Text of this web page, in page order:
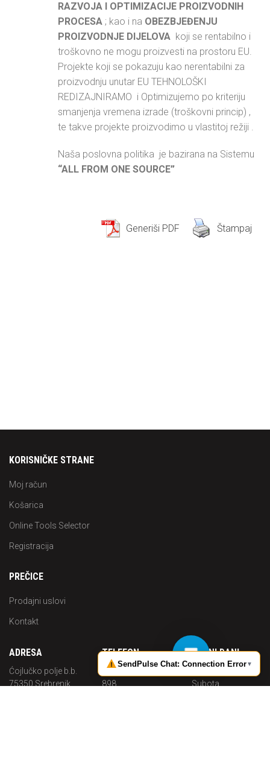
RAZVOJA I OPTIMIZACIJE PROIZVODNIH
PROCESA ; kao i na OBEZBJEĐENJU
PROIZVODNJE DIJELOVA koji se rentabilno i
troškovno ne mogu proizvesti na prostoru EU.
Projekte koji se pokazuju kao nerentabilni za
proizvodnju unutar EU TEHNOLOŠKI
REDIZAJNIRAMO i Optimizujemo po kriteriju
smanjenja vremena izrade (troškovni princip) ,
te takve projekte proizvodimo u vlastitoj režiji .
Naša poslovna politika je bazirana na Sistemu
“ALL FROM ONE SOURCE”
Generiši PDF Štampaj
KORISNIČKE STRANE
Moj račun
Košarica
Online Tools Selector
Registracija
PREČICE
Prodajni uslovi
Kontakt
ADRESA
Ćojlučko polje b.b.
75350 Srebrenik
TELEFON
+387 (0) 35 644
898
RADNI DANI
Subota